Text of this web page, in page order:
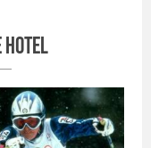
hotel